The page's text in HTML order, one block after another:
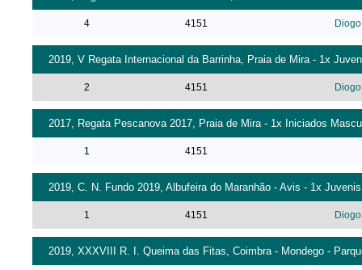
4 4151
2019, V Regata Internacional da Barrinha, Praia de Mira - 1x
2 4151
2017, Regata Pescanova 2017, Praia de Mira - 1x Iniciados
1 4151
2019, C. N. Fundo 2019, Albufeira do Maranhão - Avis - 1x
1 4151
2019, XXXVIII R. I. Queima das Fitas, Coimbra - Mondego -